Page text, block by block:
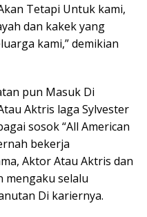
Tetapi Untuk kami,
dan kakek yang
kami,” demikian
pun Masuk Di
Aktris laga Sylvester
sosok “All American
bekerja
Aktor Atau Aktris dan
mengaku selalu
Di kariernya.